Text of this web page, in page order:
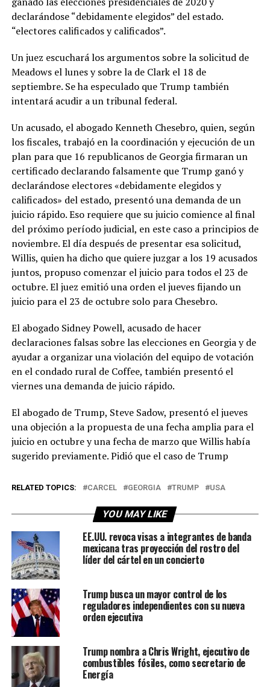
declarándose “debidamente elegidos” del estado.
“electores calificados y calificados”.
Un juez escuchará los argumentos sobre la solicitud de
Meadows el lunes y sobre la de Clark el 18 de
septiembre. Se ha especulado que Trump también
intentará acudir a un tribunal federal.
Un acusado, el abogado Kenneth Chesebro, quien, según
los fiscales, trabajó en la coordinación y ejecución de un
plan para que 16 republicanos de Georgia firmaran un
certificado declarando falsamente que Trump ganó y
declarándose electores «debidamente elegidos y
calificados» del estado, presentó una demanda de un
juicio rápido. Eso requiere que su juicio comience al final
del próximo período judicial, en este caso a principios de
noviembre. El día después de presentar esa solicitud,
Willis, quien ha dicho que quiere juzgar a los 19 acusados
​​juntos, propuso comenzar el juicio para todos el 23 de
octubre. El juez emitió una orden el jueves fijando un
juicio para el 23 de octubre solo para Chesebro.
El abogado Sidney Powell, acusado de hacer
declaraciones falsas sobre las elecciones en Georgia y de
ayudar a organizar una violación del equipo de votación
en el condado rural de Coffee, también presentó el
viernes una demanda de juicio rápido.
El abogado de Trump, Steve Sadow, presentó el jueves
una objeción a la propuesta de una fecha amplia para el
juicio en octubre y una fecha de marzo que Willis había
sugerido previamente. Pidió que el caso de Trump
RELATED TOPICS: CARCEL GEORGIA TRUMP USA
YOU MAY LIKE
EE.UU. revoca visas a integrantes de banda
mexicana tras proyección del rostro del
líder del cártel en un concierto
Trump busca un mayor control de los
reguladores independientes con su nueva
orden ejecutiva
Trump nombra a Chris Wright, ejecutivo de
combustibles fósiles, como secretario de
Energía